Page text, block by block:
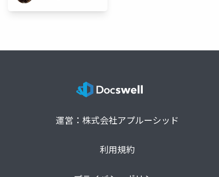
運営：株式会社アプルーシッド
利用規約